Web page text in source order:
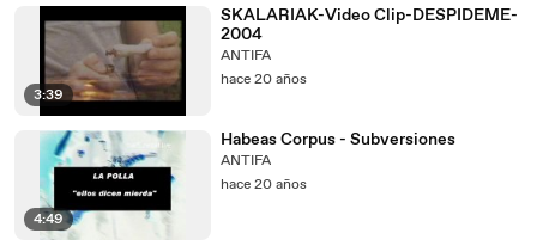
3:39
SKALARIAK-Video Clip-DESPIDEME-
2004
ANTIFA
hace 20 años
4:49
Habeas Corpus - Subversiones
ANTIFA
hace 20 años